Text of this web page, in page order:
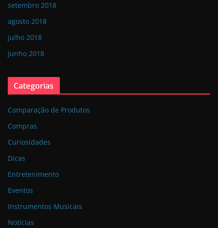
setembro 2018
agosto 2018
julho 2018
junho 2018
Categorias
Comparação de Produtos
Compras
Curiosidades
Dicas
Entretenimento
Eventos
Instrumentos Musicais
Notícias